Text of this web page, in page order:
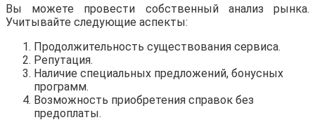
Вы можете провести собственный анализ рынка.
Учитывайте следующие аспекты:
Продолжительность существования сервиса.
Репутация.
Наличие специальных предложений, бонусных
программ.
Возможность приобретения справок без
предоплаты.